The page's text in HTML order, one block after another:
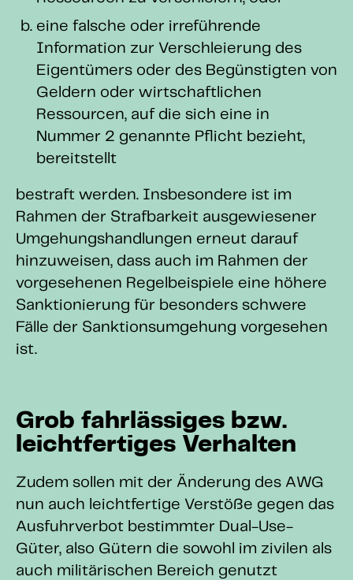
eine falsche oder irreführende
Information zur Verschleierung des
Eigentümers oder des Begünstigten von
Geldern oder wirtschaftlichen
Ressourcen, auf die sich eine in
Nummer 2 genannte Pflicht bezieht,
bereitstellt
bestraft werden. Insbesondere ist im
Rahmen der Strafbarkeit ausgewiesener
Umgehungshandlungen erneut darauf
hinzuweisen, dass auch im Rahmen der
vorgesehenen Regelbeispiele eine höhere
Sanktionierung für besonders schwere
Fälle der Sanktionsumgehung vorgesehen
ist.
Grob fahrlässiges bzw.
leichtfertiges Verhalten
Zudem sollen mit der Änderung des AWG
nun auch leichtfertige Verstöße gegen das
Ausfuhrverbot bestimmter Dual-Use-
Güter, also Gütern die sowohl im zivilen als
auch militärischen Bereich genutzt